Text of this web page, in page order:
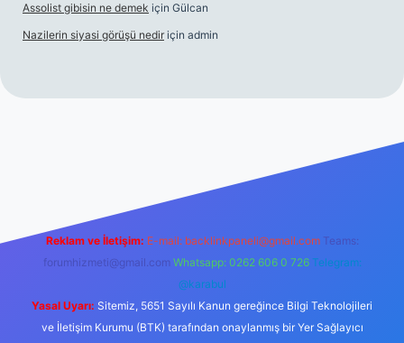
Assolist gibisin ne demek için Gülcan
Nazilerin siyasi görüşü nedir için admin
Reklam ve İletişim: E-mail: backlinkpaneli@gmail.com Teams:
forumhizmeti@gmail.com Whatsapp: 0262 606 0 726 Telegram:
@karabul
Yasal Uyarı: Sitemiz, 5651 Sayılı Kanun gereğince Bilgi Teknolojileri
ve İletişim Kurumu (BTK) tarafından onaylanmış bir Yer Sağlayıcı